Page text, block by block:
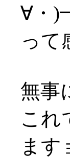
∀・
って
無事
これ
ます